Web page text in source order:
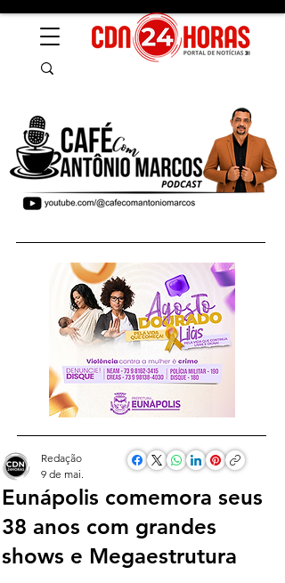
Eunápolis comemora seus
38 anos com grandes
shows e Megaestrutura
Redação
9 de mai.